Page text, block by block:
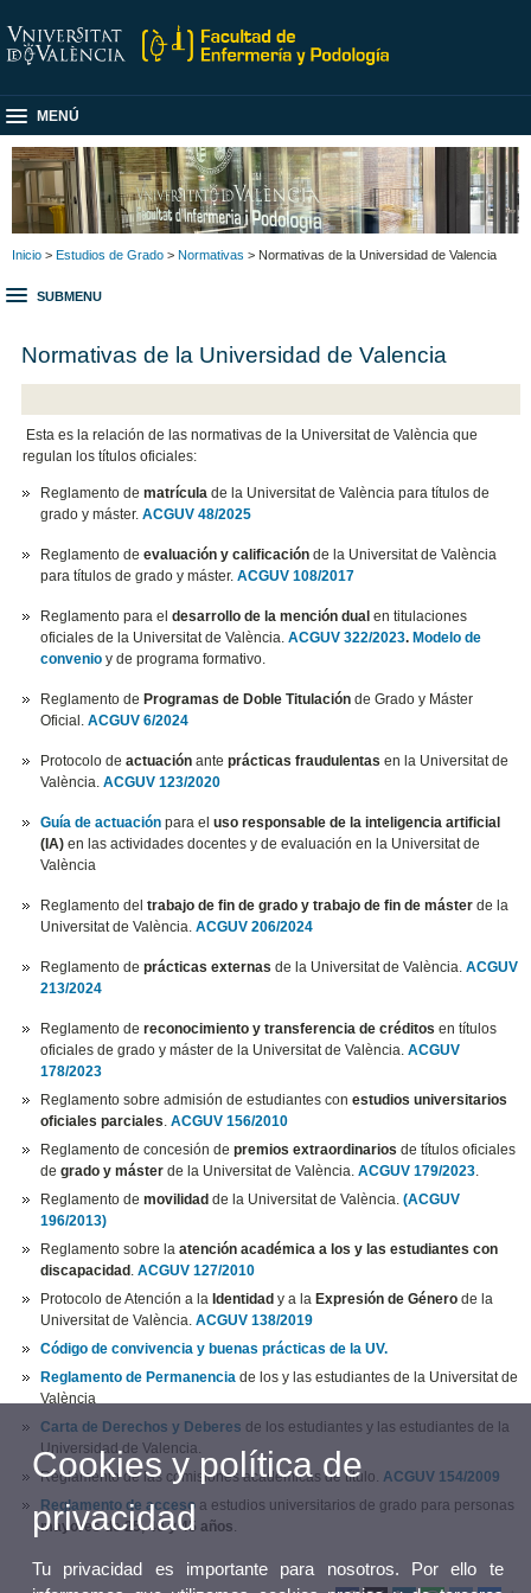
MENÚ
Inicio > Estudios de Grado > Normativas > Normativas de la Universidad de Valencia
SUBMENU
Normativas de la Universidad de Valencia
Esta es la relación de las normativas de la Universitat de València que
regulan los títulos oficiales:
Reglamento dematrícula de la Universitat de València para títulos de
grado y máster.ACGUV 48/2025
Reglamento deevaluación y calificación de la Universitat de València
para títulos de grado y máster.ACGUV 108/2017
Reglamento para eldesarrollo de la mención dual en titulaciones
oficiales de la Universitat de València.ACGUV 322/2023. Modelo de
convenio y de programa formativo.
Reglamento de Programas de Doble Titulación de Grado y Máster
Oficial.ACGUV 6/2024
Protocolo deactuación anteprácticas fraudulentas en la Universitat de
València.ACGUV 123/2020
Guía de actuación para eluso responsable de la inteligencia artificial
(IA) en las actividades docentes y de evaluación en la Universitat de
València
Reglamento deltrabajo de fin de grado y trabajo de fin de máster de la
Universitat de València.ACGUV 206/2024
Reglamento deprácticas externas de la Universitat de València.ACGUV
213/2024
Reglamento dereconocimiento y transferencia de créditos en títulos
oficiales de grado y máster de la Universitat de València.ACGUV
178/2023
Reglamento sobre admisión de estudiantes conestudios universitarios
oficiales parciales.ACGUV 156/2010
Reglamento de concesión depremios extraordinarios de títulos oficiales
degrado y máster de la Universitat de València.ACGUV 179/2023.
Reglamento demovilidad de la Universitat de València.(ACGUV
196/2013)
Reglamento sobre laatención académica a los y las estudiantes con
discapacidad .ACGUV 127/2010
Protocolo de Atención a la Identidad y a la Expresión de Género de la
Universitat de València.ACGUV 138/2019
Código de convivencia y buenas prácticas de la UV.
Reglamento de Permanencia de los y las estudiantes de la Universitat de
València
Carta de Derechos y Deberes de los estudiantes y las estudiantes de la
Universidad de Valencia.
Reglamento de las comisiones académicas de título.ACGUV 154/2009
Reglamento de acceso a estudios universitarios de grado para personas
mayores de 25, 40 y 45 años.
Cookies y política de
privacidad
Tu privacidad es importante para nosotros. Por ello te